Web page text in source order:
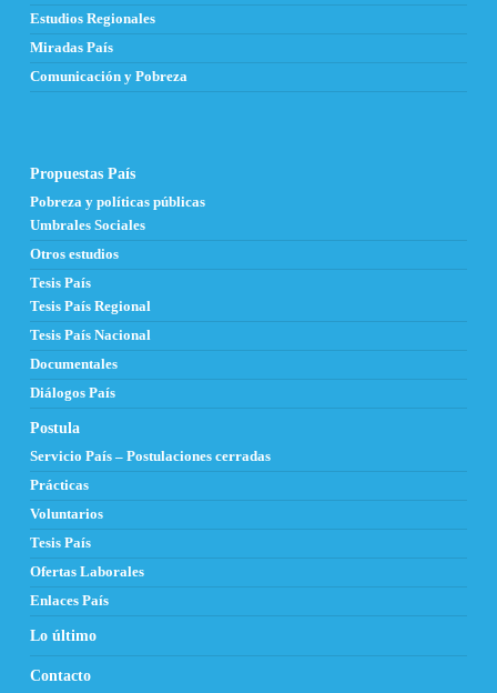
Estudios Regionales
Miradas País
Comunicación y Pobreza
Propuestas País
Pobreza y políticas públicas
Umbrales Sociales
Otros estudios
Tesis País
Tesis País Regional
Tesis País Nacional
Documentales
Diálogos País
Postula
Servicio País – Postulaciones cerradas
Prácticas
Voluntarios
Tesis País
Ofertas Laborales
Enlaces País
Lo último
Contacto